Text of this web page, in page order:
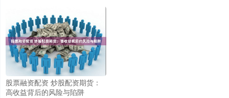
股票融资配资 炒股配资期货：
高收益背后的风险与陷阱